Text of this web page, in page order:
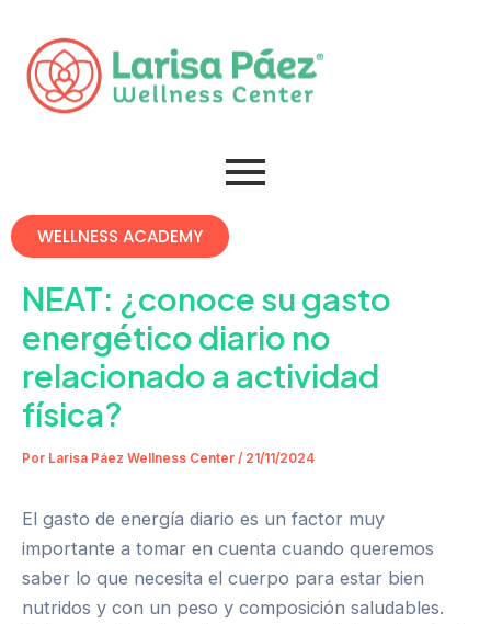
WELLNESS ACADEMY
NEAT: ¿conoce su gasto
energético diario no
relacionado a actividad
física?
Por Larisa Páez Wellness Center / 21/11/2024
El gasto de energía diario es un factor muy
importante a tomar en cuenta cuando queremos
saber lo que necesita el cuerpo para estar bien
nutridos y con un peso y composición saludables.
navigation